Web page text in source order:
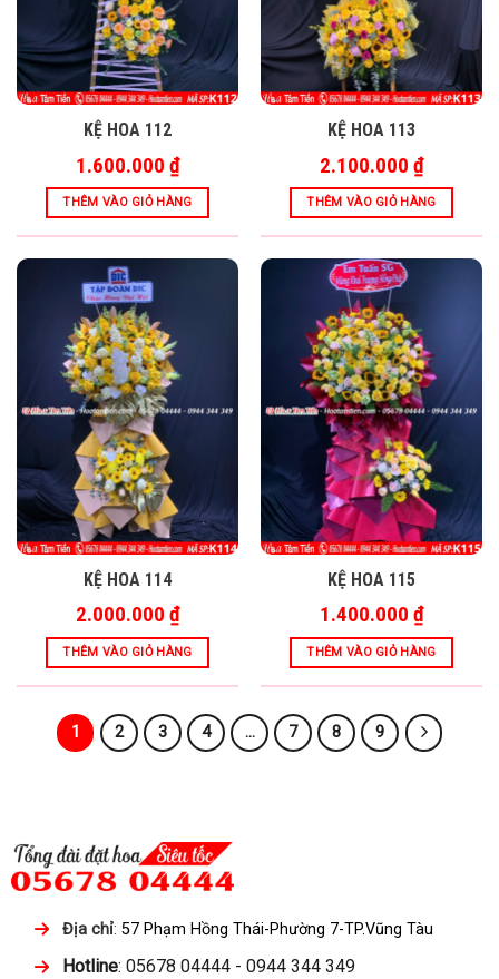
KỆ HOA 112
1.600.000 ₫
THÊM VÀO GIỎ HÀNG
KỆ HOA 113
2.100.000 ₫
THÊM VÀO GIỎ HÀNG
KỆ HOA 114
2.000.000 ₫
THÊM VÀO GIỎ HÀNG
KỆ HOA 115
1.400.000 ₫
THÊM VÀO GIỎ HÀNG
1 2 3 4 … 7 8 9
Địa chỉ: 57 Phạm Hồng Thái-Phường 7-TP.Vũng Tàu
Hotline: 05678 04444 - 0944 344 349